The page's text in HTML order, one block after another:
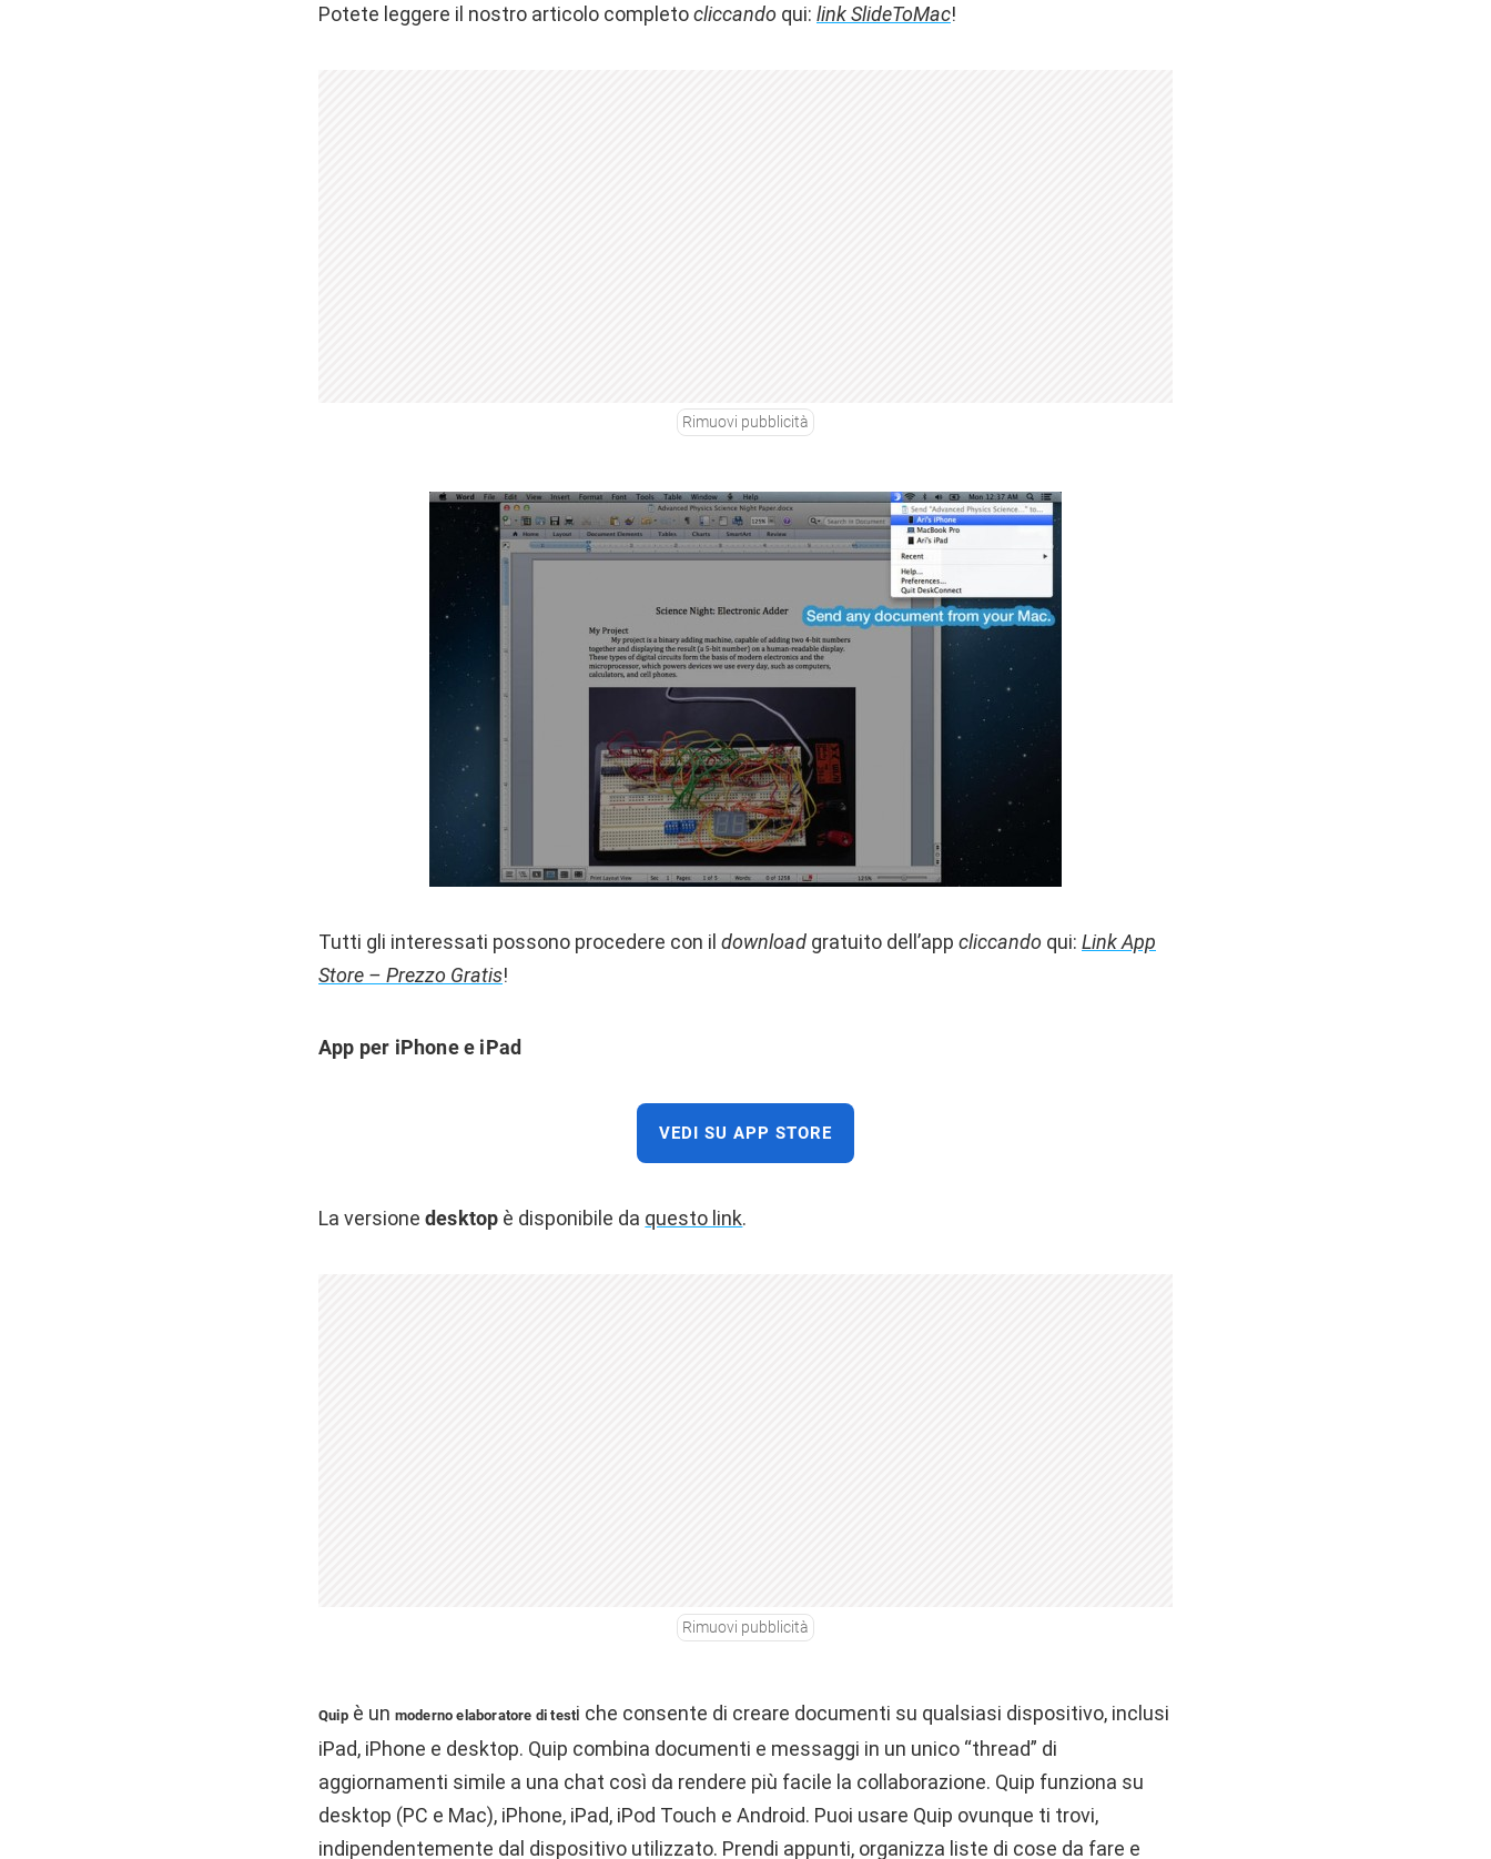
Potete leggere il nostro articolo completocliccando qui: link SlideToMac!
Rimuovi pubblicità
Tutti gli interessati possono procedere con il download gratuito dell’app cliccando qui: Link App
Store – Prezzo Gratis!
App per iPhone e iPad
VEDI SU APP STORE
La versione desktop è disponibile da questo link.
Rimuovi pubblicità
Quipè un moderno elaboratore di testi che consente di creare documenti su qualsiasi dispositivo, inclusi
iPad, iPhone e desktop. Quip combina documenti e messaggi in un unico “thread” di
aggiornamenti simile a una chat così da rendere più facile la collaborazione. Quip funziona su
desktop (PC e Mac), iPhone, iPad, iPod Touch e Android. Puoi usare Quip ovunque ti trovi,
indipendentemente dal dispositivo utilizzato. Prendi appunti, organizza liste di cose da fare e